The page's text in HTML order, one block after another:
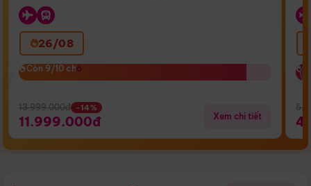
26/08
Còn 9/10 chỗ
Còn 9/10 chỗ
13.999.000đ -14%
11.999.000đ Xem chi tiết